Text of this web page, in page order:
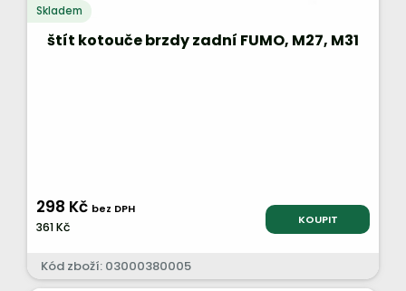
Skladem
štít kotouče brzdy zadní FUMO, M27, M31
298 Kč bez DPH
361 Kč KOUPIT
Kód zboží: 03000380005